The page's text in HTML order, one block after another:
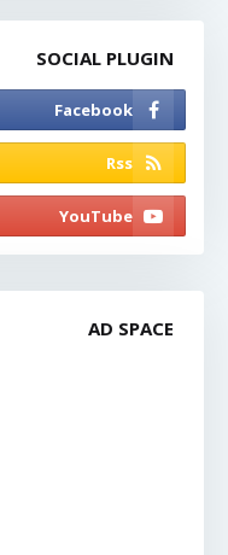
SOCIAL PLUGIN
AD SPACE